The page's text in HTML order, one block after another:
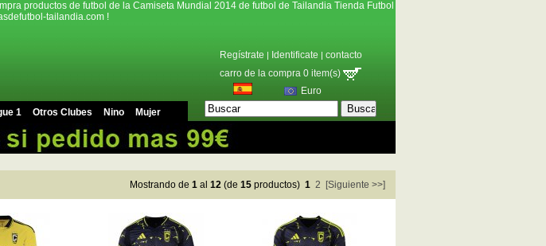
productos de futbol de la Camiseta Mundial 2014 de futbol de Tailandia Tienda Futbol
tailandia.com !
1 Otros Clubes Nino Mujer
Regístrate | Identificate | contacto
carro de la compra 0 item(s)
Euro
Mostrando de 1 al 12 (de 15 productos) 1 2 [Siguiente >>]